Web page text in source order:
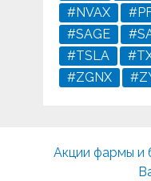
#NVAX
#SAGE
#TSLA
#ZGNX
Акции фармы и